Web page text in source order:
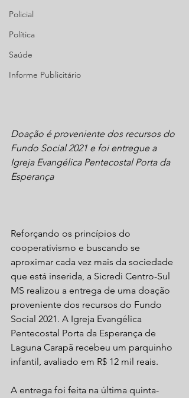
Policial
Política
Saúde
Informe Publicitário
Doação é proveniente dos recursos do
Fundo Social 2021 e foi entregue a
Igreja Evangélica Pentecostal Porta da
Esperança
Reforçando os princípios do
cooperativismo e buscando se
aproximar cada vez mais da sociedade
que está inserida, a Sicredi Centro-Sul
MS realizou a entrega de uma doação
proveniente dos recursos do Fundo
Social 2021. A Igreja Evangélica
Pentecostal Porta da Esperança de
Laguna Carapã recebeu um parquinho
infantil, avaliado em R$ 12 mil reais.
A entrega foi feita na última quinta-